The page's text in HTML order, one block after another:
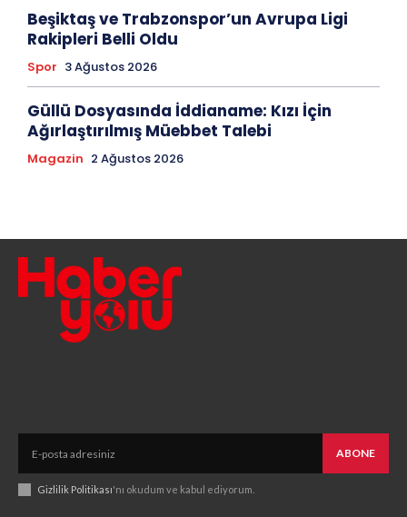
Beşiktaş ve Trabzonspor’un Avrupa Ligi
Rakipleri Belli Oldu
Spor 3 Ağustos 2026
Güllü Dosyasında İddianame: Kızı İçin
Ağırlaştırılmış Müebbet Talebi
Magazin 2 Ağustos 2026
ABONE
Gizlilik Politikası'nı okudum ve kabul ediyorum.